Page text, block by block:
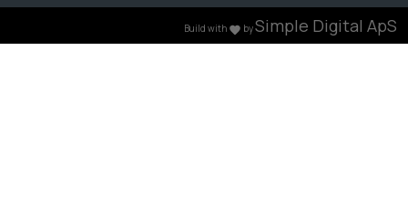
Build with bySimple Digital ApS